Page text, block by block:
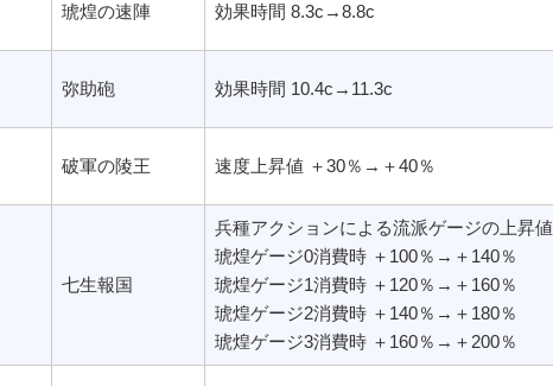
琥煌の速陣 効果時間 8.3c→8.8c
弥助砲 効果時間 10.4c→11.3c
破軍の陵王 速度上昇値 ＋30％→＋40％
七生報国
兵種アクションによる流派ゲージの上昇値
琥煌ゲージ0消費時 ＋100％→＋140％
琥煌ゲージ1消費時 ＋120％→＋160％
琥煌ゲージ2消費時 ＋140％→＋180％
琥煌ゲージ3消費時 ＋160％→＋200％